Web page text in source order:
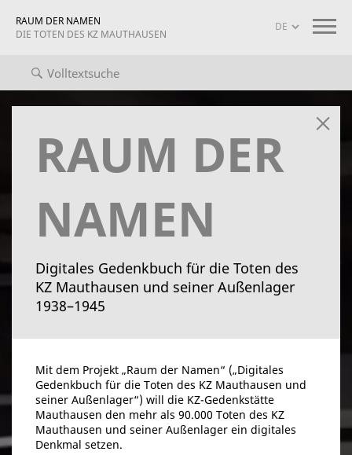
RAUM DER NAMEN
DIE TOTEN DES KZ MAUTHAUSEN
Projekt-Info
RAUM DER
NAMEN
Digitales Gedenkbuch für die Toten des
KZ Mauthausen und seiner Außenlager
1938–1945
Mit dem Projekt „Raum der Namen“ („Digitales
Gedenkbuch für die Toten des KZ Mauthausen und
seiner Außenlager“) will die KZ-Gedenkstätte
Mauthausen den mehr als 90.000 Toten des KZ
Mauthausen und seiner Außenlager ein digitales
Denkmal setzen.